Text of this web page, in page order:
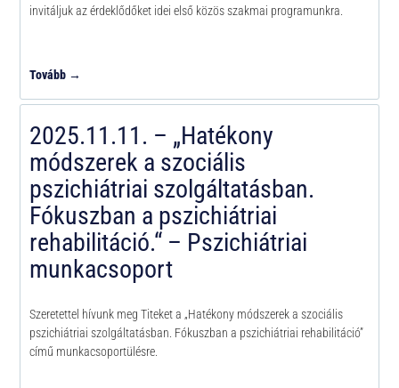
invitáljuk az érdeklődőket idei első közös szakmai programunkra.
Tovább →
2025.11.11. – „Hatékony
módszerek a szociális
pszichiátriai szolgáltatásban.
Fókuszban a pszichiátriai
rehabilitáció.“ – Pszichiátriai
munkacsoport
Szeretettel hívunk meg Titeket a „Hatékony módszerek a szociális
pszichiátriai szolgáltatásban. Fókuszban a pszichiátriai rehabilitáció”
című munkacsoportülésre.